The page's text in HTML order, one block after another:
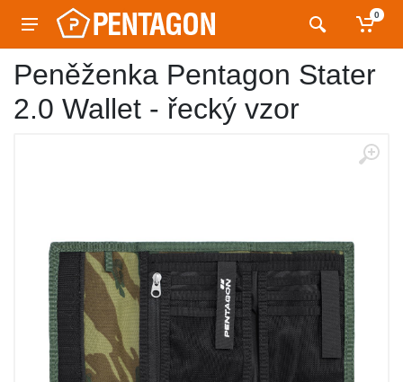
0
Peněženka Pentagon Stater
2.0 Wallet - řecký vzor